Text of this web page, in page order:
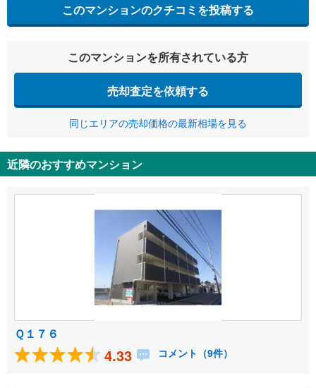
このマンションのクチコミを投稿する
このマンションを所有されている方
売却査定を依頼する
同じエリアの売却価格の最新相場を見る
近隣のおすすめマンション
Ｑ１７６
4.33 コメント（9件）